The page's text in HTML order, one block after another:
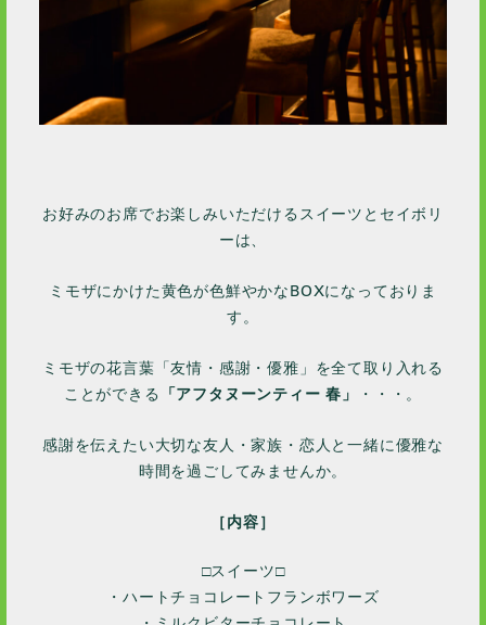
お好みのお席でお楽しみいただけるスイーツとセイボリ
ーは、
ミモザにかけた黄色が色鮮やかなBOXになっておりま
す。
ミモザの花言葉「友情・感謝・優雅」を全て取り入れる
ことができる 「アフタヌーンティー 春」 ・・・。
感謝を伝えたい大切な友人・家族・恋人と一緒に優雅な
時間を過ごしてみませんか。
［内容］
□スイーツ□
・ハートチョコレートフランボワーズ